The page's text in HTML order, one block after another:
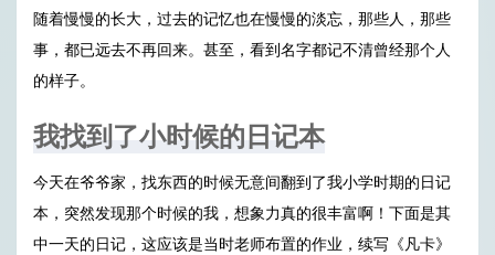
随着慢慢的长大，过去的记忆也在慢慢的淡忘，那些人，那些
事，都已远去不再回来。甚至，看到名字都记不清曾经那个人
的样子。
我找到了小时候的日记本
今天在爷爷家，找东西的时候无意间翻到了我小学时期的日记
本，突然发现那个时候的我，想象力真的很丰富啊！下面是其
中一天的日记，这应该是当时老师布置的作业，续写《凡卡》